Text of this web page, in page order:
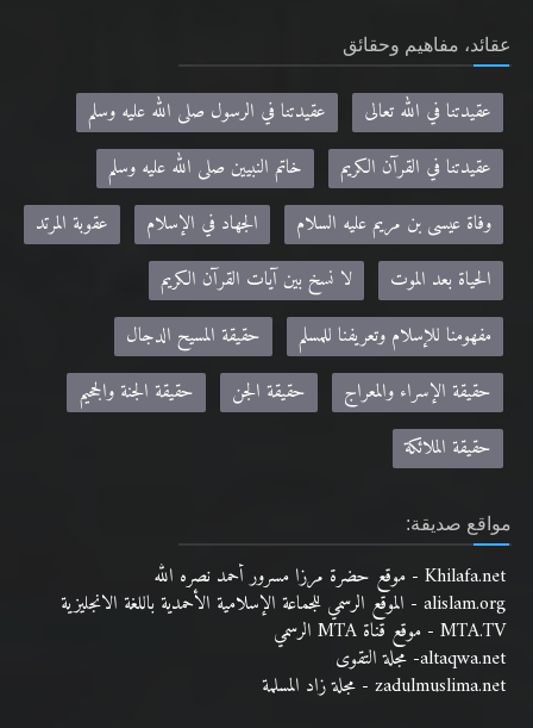
عقائد، مفاهيم وحقائق
عقيدتنا في الله تعالى
عقيدتنا في الرسول صلى الله عليه وسلم
عقيدتنا في القرآن الكريم
خاتم النبيين صلى الله عليه وسلم
وفاة عيسى بن مريم عليه السلام
الجهاد في الإسلام
عقوبة المرتد
الحياة بعد الموت
لا نسخ بين آيات القرآن الكريم
مفهومنا للإسلام وتعريفنا للمسلم
حقيقة المسيح الدجال
حقيقة الإسراء والمعراج
حقيقة الجن
حقيقة الجنة والجحيم
حقيقة الملائكة
مواقع صديقة:
Khilafa.net - موقع حضرة مرزا مسرور أحمد نصره الله
alislam.org - الموقع الرسمي للجماعة الإسلامية الأحمدية باللغة الانجليزية
MTA.TV - موقع قناة MTA الرسمي
altaqwa.net- مجلة التقوى
zadulmuslima.net - مجلة زاد المسلمة